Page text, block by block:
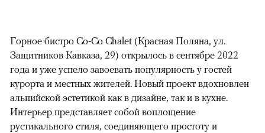
Горное бистро Co-Co Chalet (Красная Поляна, ул.
Защитников Кавказа, 29) открылось в сентябре 2022
года и уже успело завоевать популярность у гостей
курорта и местных жителей. Новый проект вдохновлен
альпийской эстетикой как в дизайне, так и в кухне.
Интерьер представляет собой воплощение
рустикального стиля, соединяющего простоту и